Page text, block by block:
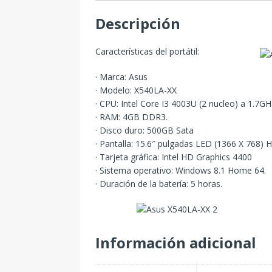
Descripción
Características del portátil:
· Marca: Asus
· Modelo: X540LA-XX
· CPU: Intel Core I3 4003U (2 nucleo) a
· RAM: 4GB DDR3.
· Disco duro: 500GB Sata
· Pantalla: 15.6″ pulgadas LED (1366 X 768)
· Tarjeta gráfica: Intel HD Graphics 4400
· Sistema operativo: Windows 8.1 Home 64.
· Duración de la batería: 5 horas.
Información adicional